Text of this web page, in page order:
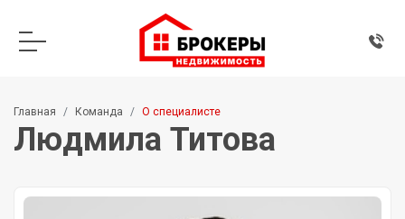
Главная Команда О специалисте
Людмила Титова